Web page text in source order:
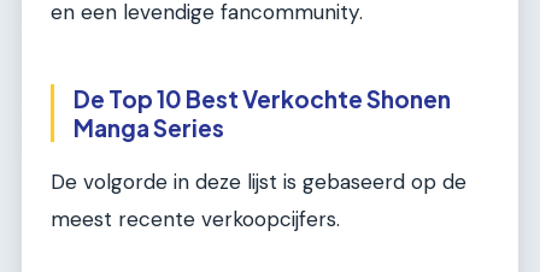
en een levendige fancommunity.
De Top 10 Best Verkochte Shonen
Manga Series
De volgorde in deze lijst is gebaseerd op de
meest recente verkoopcijfers.